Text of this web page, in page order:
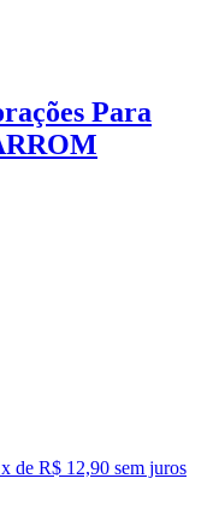
Para
x de R$ 12,90 sem juros